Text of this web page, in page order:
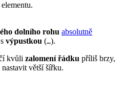
dolního rohu absolutně
výpustkou (…).
kvůli zalomení řádku příliš brzy,
větší šířku.